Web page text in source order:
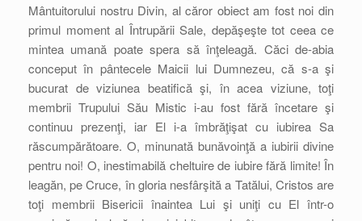
Mântuitorului nostru Divin, al căror obiect am fost noi din
primul moment al Întrupării Sale, depăşeşte tot ceea ce
mintea umană poate spera să înţeleagă. Căci de-abia
conceput în pântecele Maicii lui Dumnezeu, că s-a şi
bucurat de viziunea beatifică şi, în acea viziune, toţi
membrii Trupului Său Mistic i-au fost fără încetare şi
continuu prezenţi, iar El i-a îmbrăţişat cu iubirea Sa
răscumpărătoare. O, minunată bunăvoinţă a iubirii divine
pentru noi! O, inestimabilă cheltuire de iubire fără limite! În
leagăn, pe Cruce, în gloria nesfârşită a Tatălui, Cristos are
toţi membrii Bisericii înaintea Lui şi uniţi cu El într-o